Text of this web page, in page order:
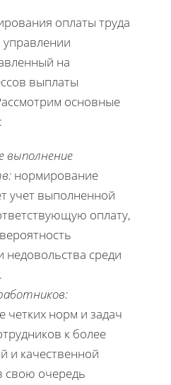
оплаты труда
на
выплаты
основные
выполнение
нормирование
учет выполненной
оплату,
недовольства среди
четких норм и задач
к более
и качественной
свою очередь